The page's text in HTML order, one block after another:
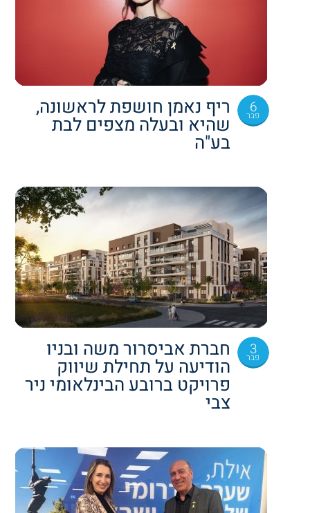
6
פבר ריף נאמן חושפת לראשונה,
שהיא ובעלה מצפים לבת
בע"ה
3
פבר חברת אביסרור משה ובניו
הודיעה על תחילת שיווק
פרויקט ברובע הבינלאומי ניר
צבי